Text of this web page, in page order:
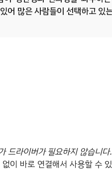
어 많은 사람들이 선택하고 있
드라이버가 필요하지 않습니다.
이 바로 연결해서 사용할 수